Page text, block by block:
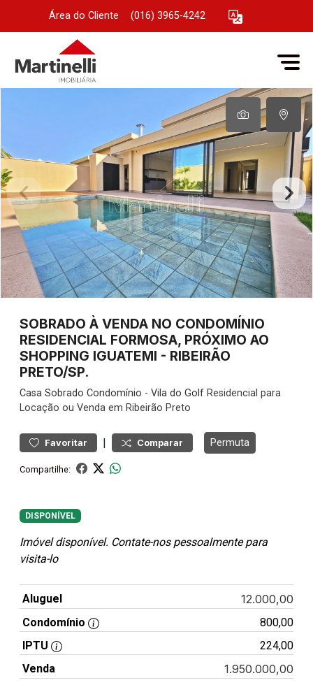
Área do Cliente (016) 3965-4242
SOBRADO À VENDA NO CONDOMÍNIO
RESIDENCIAL FORMOSA, PRÓXIMO AO
SHOPPING IGUATEMI - RIBEIRÃO
PRETO/SP.
Casa Sobrado Condomínio - Vila do Golf Residencial para
Locação ou Venda em Ribeirão Preto
Favoritar | Comparar Permuta
Compartilhe:
DISPONÍVEL
Imóvel disponível. Contate-nos pessoalmente para
visita-lo
Aluguel 12.000,00
Condomínio
800,00
IPTU
224,00
Venda
1.950.000,00